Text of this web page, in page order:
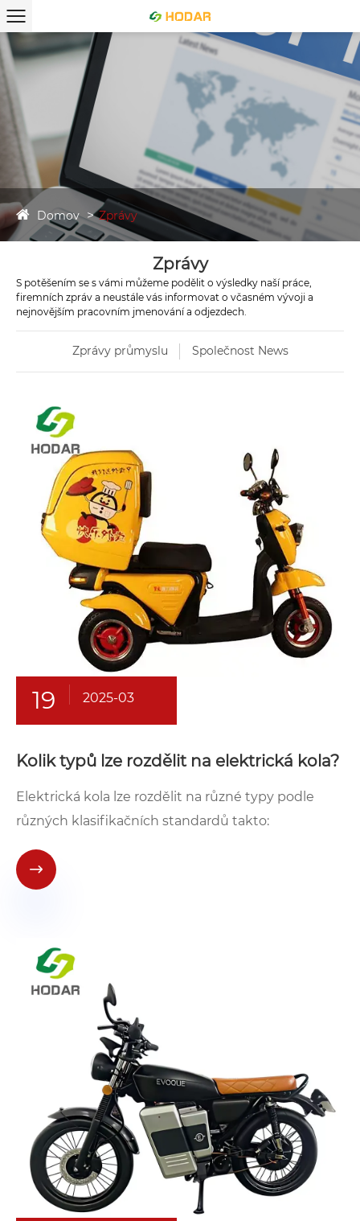
Domov Zprávy
Zprávy
S potěšením se s vámi můžeme podělit o výsledky naší práce,
firemních zpráv a neustále vás informovat o včasném vývoji a
nejnovějším pracovním jmenování a odjezdech.
Zprávy průmyslu Společnost News
19 2025-03
Kolik typů lze rozdělit na elektrická kola?
Elektrická kola lze rozdělit na různé typy podle
různých klasifikačních standardů takto:
